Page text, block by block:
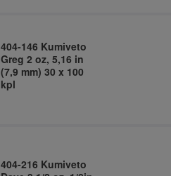
404-146 Kumiveto
Greg 2 oz, 5,16 in
(7,9 mm) 30 x 100
kpl
404-216 Kumiveto